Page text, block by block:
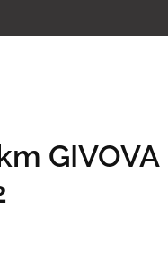
GIVOVA